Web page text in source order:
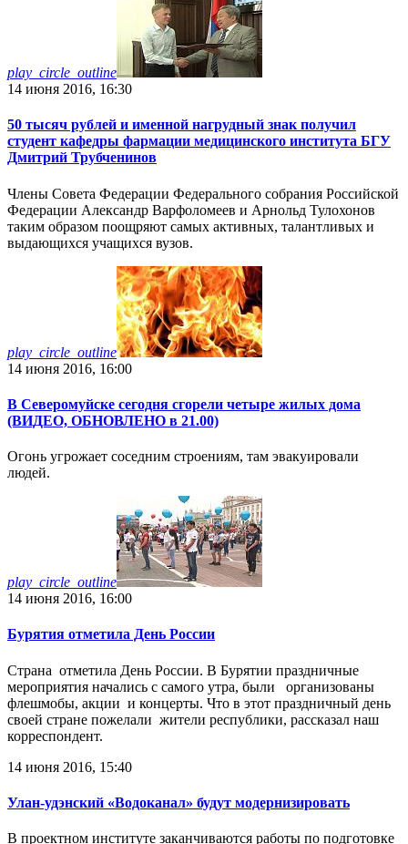
play_circle_outline
14 июня 2016, 16:30
50 тысяч рублей и именной нагрудный знак получил
студент кафедры фармации медицинского института БГУ
Дмитрий Трубченинов
Члены Совета Федерации Федерального собрания Российской
Федерации Александр Варфоломеев и Арнольд Тулохонов
таким образом поощряют самых активных, талантливых и
выдающихся учащихся вузов.
play_circle_outline
14 июня 2016, 16:00
В Северомуйске сегодня сгорели четыре жилых дома
(ВИДЕО, ОБНОВЛЕНО в 21.00)
Огонь угрожает соседним строениям, там эвакуировали
людей.
play_circle_outline
14 июня 2016, 16:00
Бурятия отметила День России
Страна отметила День России. В Бурятии праздничные
мероприятия начались с самого утра, были организованы
флешмобы, акции и концерты. Что в этот праздничный день
своей стране пожелали жители республики, рассказал наш
корреспондент.
14 июня 2016, 15:40
Улан-удэнский «Водоканал» будут модернизировать
В проектном институте заканчиваются работы по подготовке